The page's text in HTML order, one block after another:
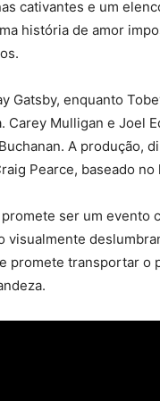
cativantes e um
história de amor
Gatsby, enquanto
Carey Mulligan e Joel
A produção,
Pearce, baseado
promete ser um
visualmente
promete transportar o